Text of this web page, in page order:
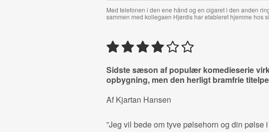
Med telefonen i den ene hånd og en cigaret i den anden
sammen med kollegaen Hjørdis har etableret hjemme hos
Sidste sæson af populær komedieserie
opbygning, men den herligt bramfrie
Af Kjartan Hansen
”Jeg vil bede om tyve pølsehorn og din pølse i